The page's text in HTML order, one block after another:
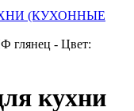
(КУХОННЫЕ
глянец - Цвет:
кухни